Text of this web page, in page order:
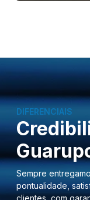
DIFERENCIAIS
Sempre
pontualidade,
clientes, com